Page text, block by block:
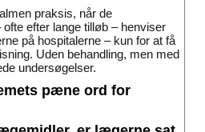
praksis, når de
efter lange tilløb – henviser
på hospitalerne – kun for at få
Uden behandling, men med
undersøgelser.
pæne ord for